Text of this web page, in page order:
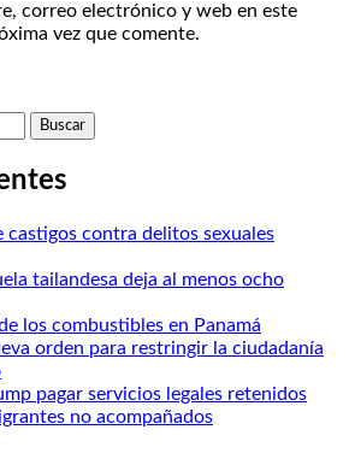
correo electrónico y web en este
vez que comente.
castigos contra delitos sexuales
tailandesa deja al menos ocho
los combustibles en Panamá
orden para restringir la ciudadanía
pagar servicios legales retenidos
no acompañados